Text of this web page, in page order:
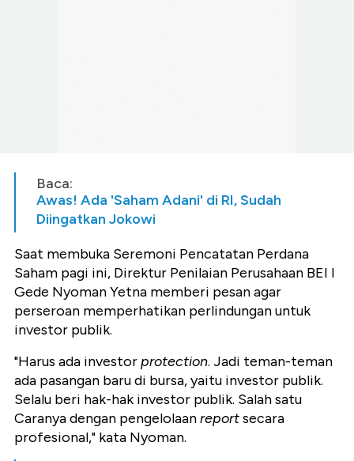
Baca:
Awas! Ada 'Saham Adani' di RI, Sudah
Diingatkan Jokowi
Saat membuka Seremoni Pencatatan Perdana
Saham pagi ini, Direktur Penilaian Perusahaan BEI I
Gede Nyoman Yetna memberi pesan agar
perseroan memperhatikan perlindungan untuk
investor publik.
"Harus ada investorprotection. Jadi teman-teman
ada pasangan baru di bursa, yaitu investor publik.
Selalu beri hak-hak investor publik. Salah satu
Caranya dengan pengelolaanreportsecara
profesional," kata Nyoman.